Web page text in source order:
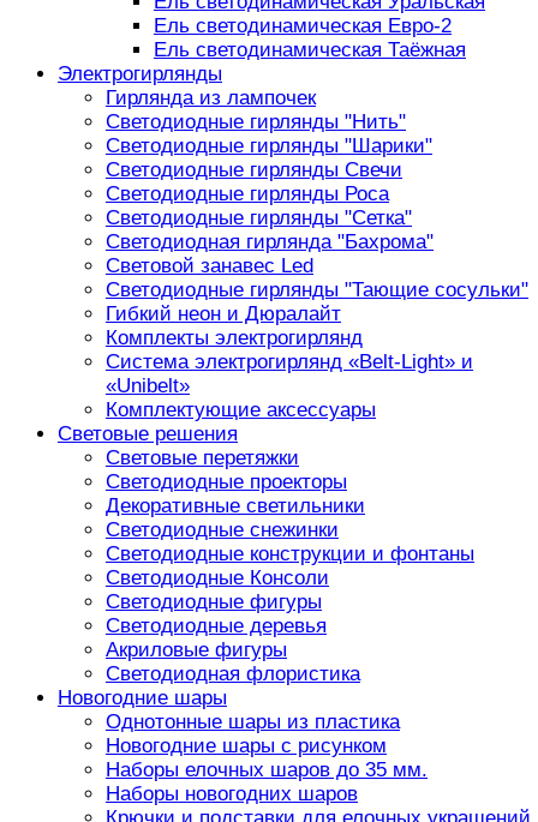
Ель светодинамическая Евро-2
Ель светодинамическая Таёжная
Электрогирлянды
Гирлянда из лампочек
Светодиодные гирлянды "Нить"
Светодиодные гирлянды "Шарики"
Светодиодные гирлянды Свечи
Светодиодные гирлянды Роса
Светодиодные гирлянды "Сетка"
Светодиодная гирлянда "Бахрома"
Световой занавес Led
Светодиодные гирлянды "Тающие сосульки"
Гибкий неон и Дюралайт
Комплекты электрогирлянд
Система электрогирлянд «Belt-Light» и
«Unibelt»
Комплектующие аксессуары
Световые решения
Световые перетяжки
Светодиодные проекторы
Декоративные светильники
Светодиодные снежинки
Светодиодные конструкции и фонтаны
Светодиодные Консоли
Светодиодные фигуры
Светодиодные деревья
Акриловые фигуры
Светодиодная флористика
Новогодние шары
Однотонные шары из пластика
Новогодние шары с рисунком
Наборы елочных шаров до 35 мм.
Наборы новогодних шаров